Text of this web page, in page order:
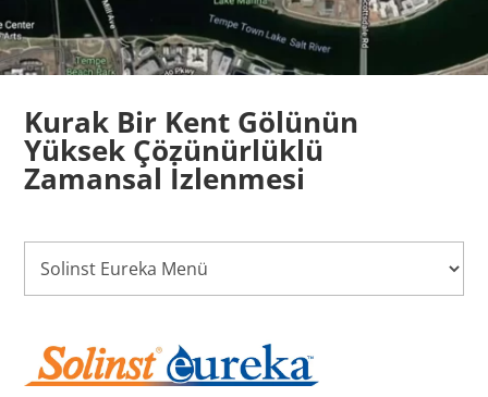
Kurak Bir Kent Gölünün
Yüksek Çözünürlüklü
Zamansal İzlenmesi